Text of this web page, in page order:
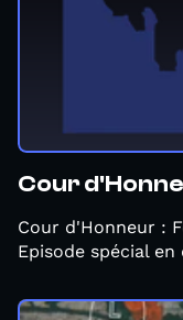
Cour
Cour d'Honneur :
Episode spécial